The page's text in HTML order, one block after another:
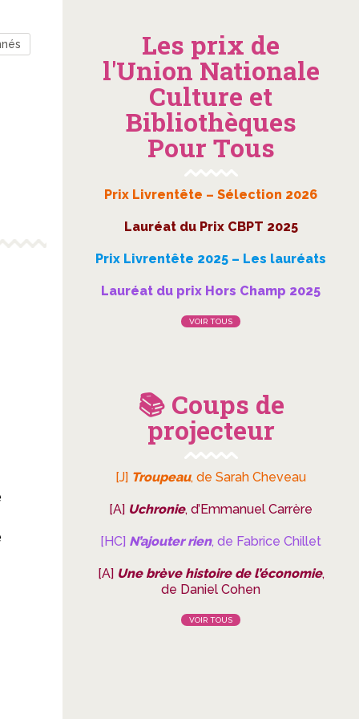
Les prix de
l'Union Nationale
Culture et
Bibliothèques
Pour Tous
Prix Livrentête – Sélection 2026
Lauréat du Prix CBPT 2025
Prix Livrentête 2025 – Les lauréats
Lauréat du prix Hors Champ 2025
VOIR TOUS
📚 Coups de
projecteur
[J] Troupeau, de Sarah Cheveau
[A] Uchronie, d’Emmanuel Carrère
[HC] N’ajouter rien, de Fabrice Chillet
[A] Une brève histoire de l’économie,
de Daniel Cohen
VOIR TOUS